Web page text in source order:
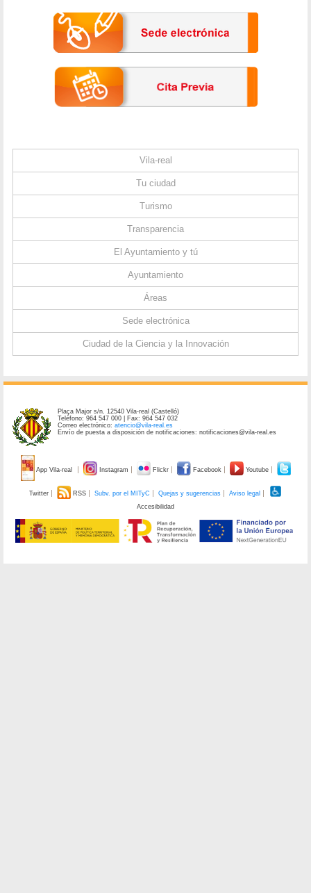
Vila-real
Tu ciudad
Turismo
Transparencia
El Ayuntamiento y tú
Ayuntamiento
Áreas
Sede electrónica
Ciudad de la Ciencia y la Innovación
Plaça Major s/n. 12540 Vila-real (Castelló)
Teléfono: 964 547 000 | Fax: 964 547 032
Correo electrónico:atencio@vila-real.es
Envío de puesta a disposición de notificaciones: notificaciones@vila-real.es
App Vila-real Instagram Flickr Facebook Youtube
Twitter RSS Subv. por el MITyC Quejas y sugerencias
Aviso legal
Accesibilidad